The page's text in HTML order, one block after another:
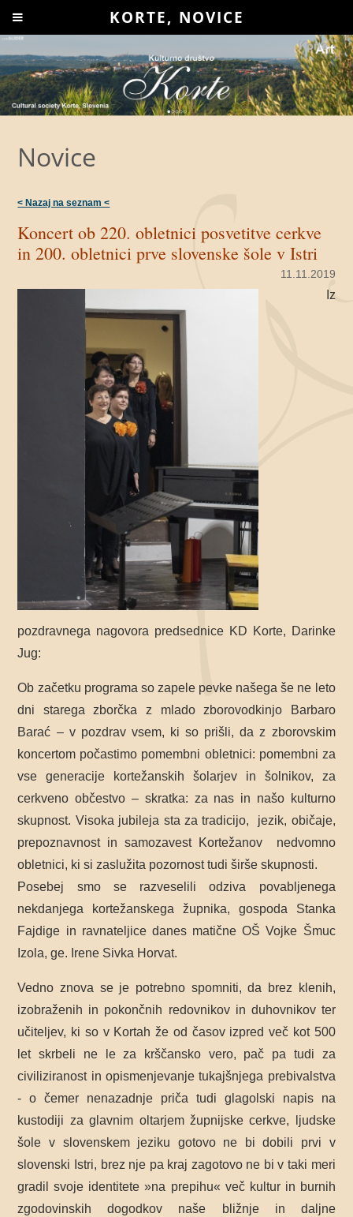
Novice
< Nazaj na seznam <
Koncert ob 220. obletnici posvetitve cerkve
in 200. obletnici prve slovenske šole v Istri
11.11.2019
Iz
pozdravnega nagovora predsednice KD Korte, Darinke
Jug:
Ob začetku programa so zapele pevke našega še ne leto
dni starega zborčka z mlado zborovodkinjo Barbaro
Barać – v pozdrav vsem, ki so prišli, da z zborovskim
koncertom počastimo pomembni obletnici: pomembni za
vse generacije kortežanskih šolarjev in šolnikov, za
cerkveno občestvo – skratka: za nas in našo kulturno
skupnost. Visoka jubileja sta za tradicijo,
jezik, običaje,
prepoznavnost in samozavest Kortežanov
nedvomno
obletnici, ki si zaslužita pozornost tudi širše skupnosti.
Posebej smo se razveselili odziva povabljenega
nekdanjega kortežanskega župnika, gospoda Stanka
Fajdige in ravnateljice danes matične OŠ Vojke Šmuc
Izola, ge. Irene Sivka Horvat.
Vedno znova se je potrebno spomniti, da brez klenih,
izobraženih in pokončnih redovnikov in duhovnikov ter
učiteljev, ki so v Kortah že od časov izpred več kot 500
let skrbeli ne le za krščansko vero, pač pa tudi za
civiliziranost in opismenjevanje tukajšnjega prebivalstva
- o čemer nenazadnje priča tudi glagolski napis na
kustodiji za glavnim oltarjem župnijske cerkve, ljudske
šole v slovenskem jeziku gotovo ne bi dobili prvi v
slovenski Istri, brez nje pa kraj zagotovo ne bi v taki meri
gradil svoje identitete »na prepihu« več kultur in burnih
zgodovinskih dogodkov naše bližnje in daljne
KORTE, NOVICE